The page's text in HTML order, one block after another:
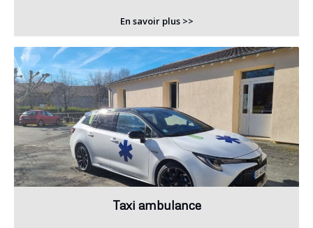
En savoir plus >>
Taxi ambulance